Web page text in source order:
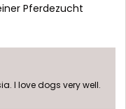
Pferdezucht
I love dogs very well.